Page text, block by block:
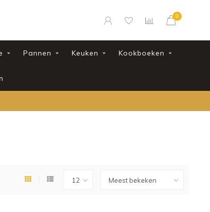
0
Pannen Keuken Kookboeken